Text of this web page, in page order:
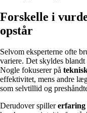
Forskelle i
opstår
Selvom eksperterne ofte
variere. Det skyldes
Nogle fokuserer på
effektivitet, mens andre
som selvtillid og
Derudover spillererfaring